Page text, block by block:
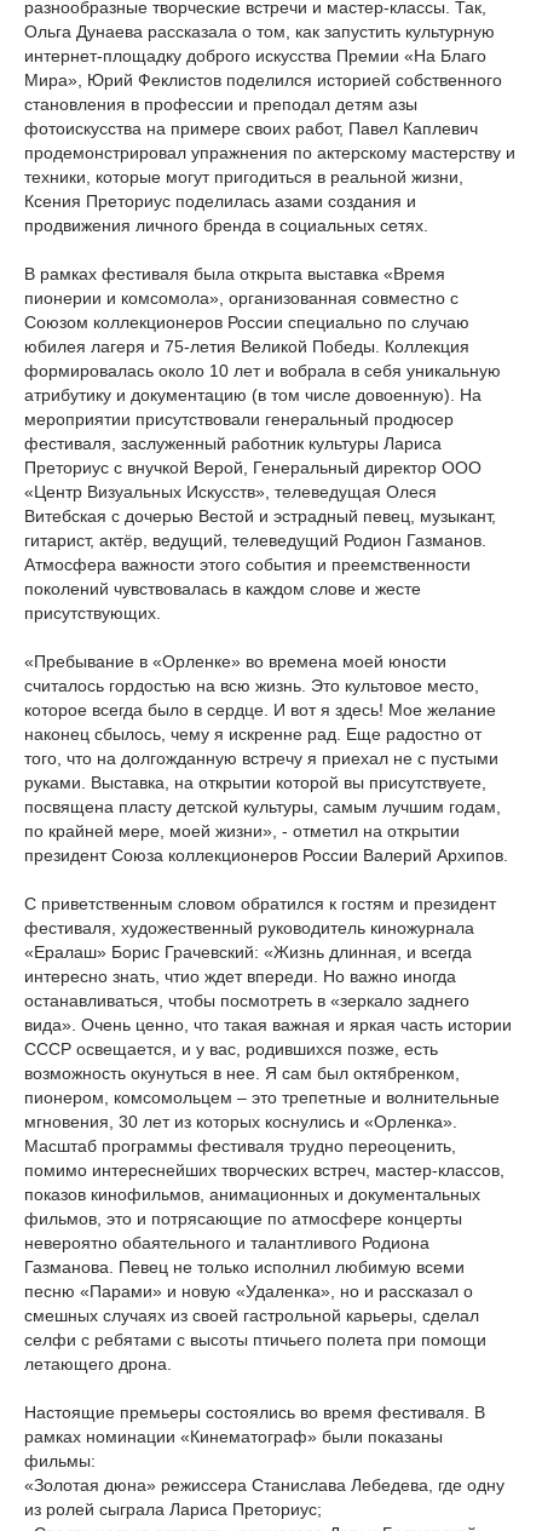
разнообразные творческие встречи и мастер-классы. Так,
Ольга Дунаева рассказала о том, как запустить культурную
интернет-площадку доброго искусства Премии «На Благо
Мира», Юрий Феклистов поделился историей собственного
становления в профессии и преподал детям азы
фотоискусства на примере своих работ, Павел Каплевич
продемонстрировал упражнения по актерскому мастерству и
техники, которые могут пригодиться в реальной жизни,
Ксения Преториус поделилась азами создания и
продвижения личного бренда в социальных сетях.
В рамках фестиваля была открыта выставка «Время
пионерии и комсомола», организованная совместно с
Союзом коллекционеров России специально по случаю
юбилея лагеря и 75-летия Великой Победы. Коллекция
формировалась около 10 лет и вобрала в себя уникальную
атрибутику и документацию (в том числе довоенную). На
мероприятии присутствовали генеральный продюсер
фестиваля, заслуженный работник культуры Лариса
Преториус с внучкой Верой, Генеральный директор ООО
«Центр Визуальных Искусств», телеведущая Олеся
Витебская с дочерью Вестой и эстрадный певец, музыкант,
гитарист, актёр, ведущий, телеведущий Родион Газманов.
Атмосфера важности этого события и преемственности
поколений чувствовалась в каждом слове и жесте
присутствующих.
«Пребывание в «Орленке» во времена моей юности
считалось гордостью на всю жизнь. Это культовое место,
которое всегда было в сердце. И вот я здесь! Мое желание
наконец сбылось, чему я искренне рад. Еще радостно от
того, что на долгожданную встречу я приехал не с пустыми
руками. Выставка, на открытии которой вы присутствуете,
посвящена пласту детской культуры, самым лучшим годам,
по крайней мере, моей жизни», - отметил на открытии
президент Союза коллекционеров России Валерий Архипов.
С приветственным словом обратился к гостям и президент
фестиваля, художественный руководитель киножурнала
«Ералаш» Борис Грачевский: «Жизнь длинная, и всегда
интересно знать, чтио ждет впереди. Но важно иногда
останавливаться, чтобы посмотреть в «зеркало заднего
вида». Очень ценно, что такая важная и яркая часть истории
СССР освещается, и у вас, родившихся позже, есть
возможность окунуться в нее. Я сам был октябренком,
пионером, комсомольцем – это трепетные и волнительные
мгновения, 30 лет из которых коснулись и «Орленка».
Масштаб программы фестиваля трудно переоценить,
помимо интереснейших творческих встреч, мастер-классов,
показов кинофильмов, анимационных и документальных
фильмов, это и потрясающие по атмосфере концерты
невероятно обаятельного и талантливого Родиона
Газманова. Певец не только исполнил любимую всеми
песню «Парами» и новую «Удаленка», но и рассказал о
смешных случаях из своей гастрольной карьеры, сделал
селфи с ребятами с высоты птичьего полета при помощи
летающего дрона.
Настоящие премьеры состоялись во время фестиваля. В
рамках номинации «Кинематограф» были показаны
фильмы:
«Золотая дюна» режиссера Станислава Лебедева, где одну
из ролей сыграла Лариса Преториус;